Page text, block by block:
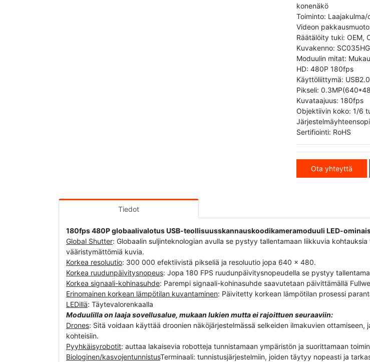
konenäkö
Toiminto:
Videon
Räätälöity tuki: OEM,
Kuvakenno:
Moduulin mitat:
HD: 480P 180fps
Käyttöliittymä:
Pikseli:
Kuvataajuus: 180fps
Objektiivin koko: 1/6
Sertifiointi: RoHS
Ota yhteyttä
Tiedot
180fps 480P globaalivalotus USB-teollisuusskannauskoodikameramoduuli LED-
Global Shutter: Globaalin suljinteknologian avulla se pystyy tallentamaan liikkuvia
vääristymättömiä kuvia.
Korkea resoluutio: 300 000 efektiivistä pikseliä ja resoluutio jopa 640 x 480.
Korkea ruudunpäivitysnopeus: Jopa 180 FPS ruudunpäivitysnopeudella se pystyy
Korkea signaali-kohinasuhde: Parempi signaali-kohinasuhde saavutetaan päivittämällä
Erinomainen korkean lämpötilan kuvantaminen: Päivitetty korkean lämpötilan prosessi
LEDillä: Täytevalorenkaalla
Moduulilla on laaja sovellusalue, mukaan lukien mutta ei rajoittuen seuraaviin:
Drones: Sitä voidaan käyttää droonien näköjärjestelmässä selkeiden ilmakuvien
kohteisiin.
Pyyhkäisyrobotit: auttaa lakaisevia robotteja tunnistamaan ympäristön ja suorittamaan
Biologinen/kasvojentunnistusTerminaali: tunnistusjärjestelmiin, joiden täytyy nopeasti ja